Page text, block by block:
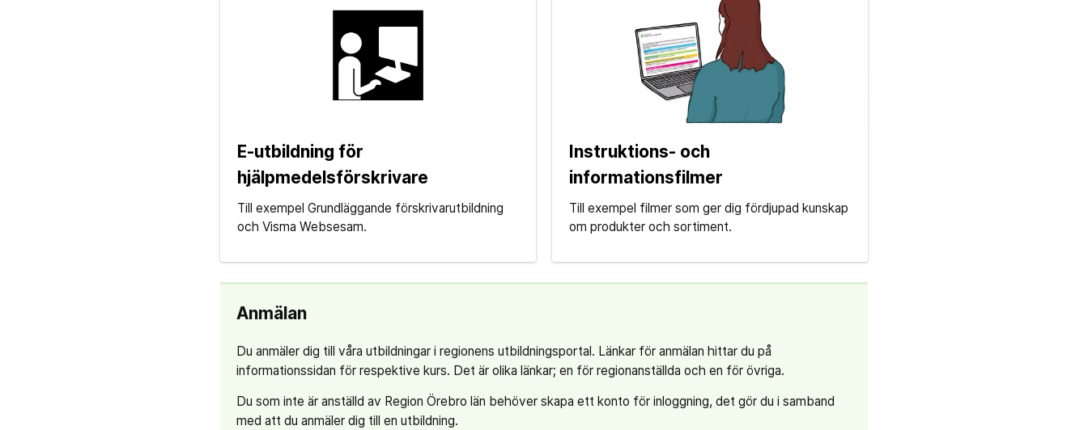
E-utbildning för
hjälpmedelsförskrivare
Till exempel Grundläggande förskrivarutbildning
och Visma Websesam.
Instruktions- och
informationsfilmer
Till exempel filmer som ger dig fördjupad kunskap
om produkter och sortiment.
Anmälan
Du anmäler dig till våra utbildningar i regionens utbildningsportal. Länkar för anmälan hittar du på
informationssidan för respektive kurs. Det är olika länkar; en för regionanställda och en för övriga.
Du som inte är anställd av Region Örebro län behöver skapa ett konto för inloggning, det gör du i samband
med att du anmäler dig till en utbildning.